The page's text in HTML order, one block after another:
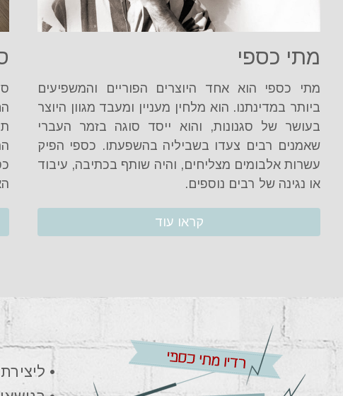
מתי כספי
מתי כספי הוא אחד היוצרים הפוריים והמשפיעים
ביותר במדינתנו. הוא מלחין מעניין ומעבד מגוון היוצר
בעושר של סגנונות, והוא ייסד סוגה בזמר העברי
שאמנים רבים צעדו בשביליה בהשפעתו. כספי הפיק
עשרות אלבומים מצליחים, והיה שותף בכתיבה, עיבוד
או נגינה של רבים נוספים.
קראו עוד
•